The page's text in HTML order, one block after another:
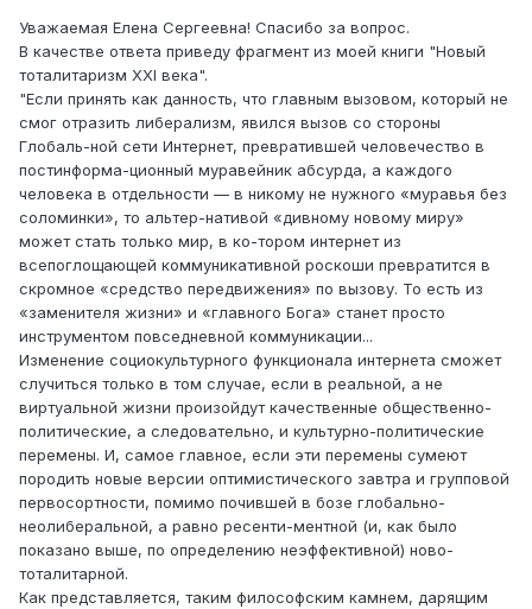
Уважаемая Елена Сергеевна! Спасибо за вопрос.
В качестве ответа приведу фрагмент из моей книги "Новый
тоталитаризм XXI века".
"Если принять как данность, что главным вызовом, который не
смог отразить либерализм, явился вызов со стороны
Глобаль-ной сети Интернет, превратившей человечество в
постинформа-ционный муравейник абсурда, а каждого
человека в отдельности — в никому не нужного «муравья без
соломинки», то альтер-нативой «дивному новому миру»
может стать только мир, в ко-тором интернет из
всепоглощающей коммуникативной роскоши превратится в
скромное «средство передвижения» по вызову. То есть из
«заменителя жизни» и «главного Бога» станет просто
инструментом повседневной коммуникации...
Изменение социокультурного функционала интернета сможет
случиться только в том случае, если в реальной, а не
виртуальной жизни произойдут качественные общественно-
политические, а следовательно, и культурно-политические
перемены. И, самое главное, если эти перемены сумеют
породить новые версии оп­тимистического завтра и групповой
первосортности, помимо почившей в бозе глобально-
неолиберальной, а равно ресенти-ментной (и, как было
показано выше, по определению неэффективной) ново­
тоталитарной.
Как представляется, таким философским камнем, дарящим